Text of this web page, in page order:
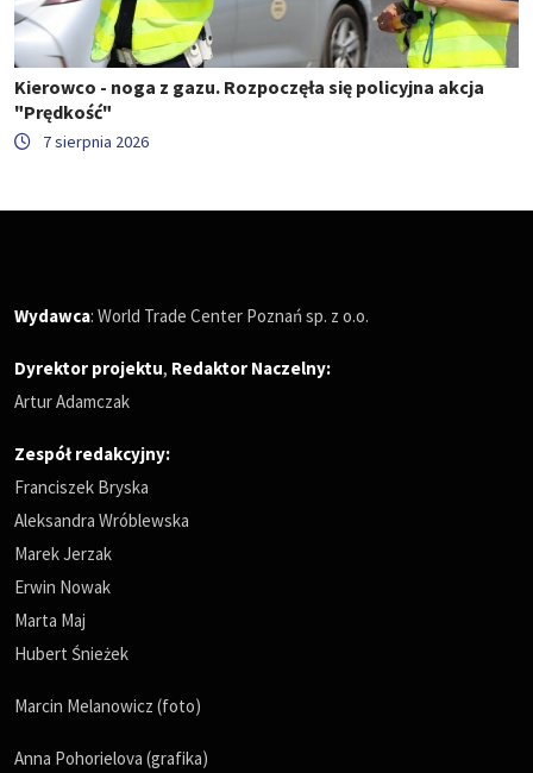
Kierowco - noga z gazu. Rozpoczęła się policyjna akcja
"Prędkość"
7 sierpnia 2026
Wydawca: World Trade Center Poznań sp. z o.o.
Dyrektor projektu, Redaktor Naczelny:
Artur Adamczak
Zespół redakcyjny:
Franciszek Bryska
Aleksandra Wróblewska
Marek Jerzak
Erwin Nowak
Marta Maj
Hubert Śnieżek
Marcin Melanowicz (foto)
Anna Pohorielova (grafika)